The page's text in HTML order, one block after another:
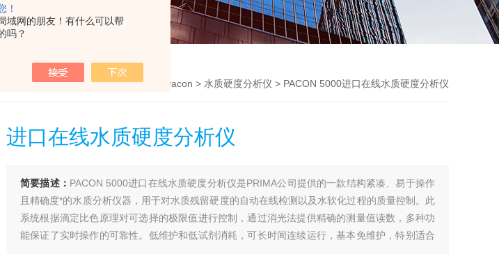
！
域网的朋友！有什么可以帮
吗？
首页 >产品中心> 德国wacon > 水质硬度分析仪 > PACON 5000进口在线水质硬度分析仪
进口在线水质硬度分析仪
简要描述： PACON 5000进口在线水质硬度分析仪是PRIMA公司提供的一款结构紧凑、易于操作
且精确度*的水质分析仪器，用于对水质残留硬度的自动在线检测以及水软化过程的质量控制。此
系统根据滴定比色原理对可选择的极限值进行控制，通过消光法提供精确的测量值读数，多种功
能保证了实时操作的可靠性。低维护和低试剂消耗，可长时间连续运行，基本免维护，特别适合